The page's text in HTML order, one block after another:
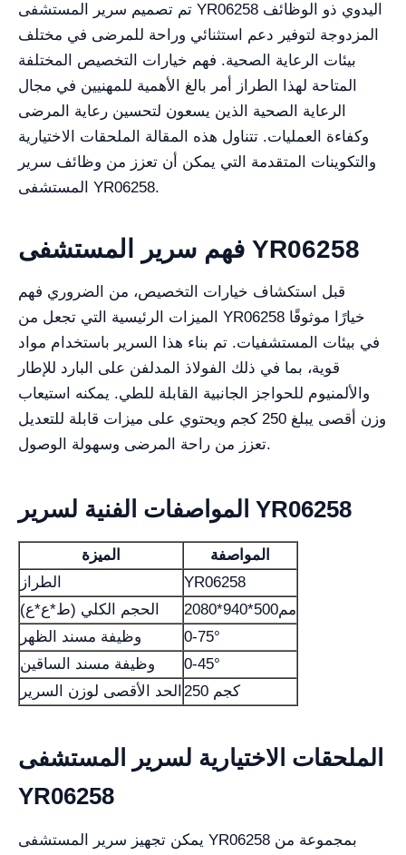
تم تصميم سرير المستشفى YR06258 اليدوي ذو الوظائف
المزدوجة لتوفير دعم استثنائي وراحة للمرضى في مختلف
بيئات الرعاية الصحية. فهم خيارات التخصيص المختلفة
المتاحة لهذا الطراز أمر بالغ الأهمية للمهنيين في مجال
الرعاية الصحية الذين يسعون لتحسين رعاية المرضى
وكفاءة العمليات. تتناول هذه المقالة الملحقات الاختيارية
والتكوينات المتقدمة التي يمكن أن تعزز من وظائف سرير
المستشفى YR06258.
فهم سرير المستشفى YR06258
قبل استكشاف خيارات التخصيص، من الضروري فهم
الميزات الرئيسية التي تجعل من YR06258 خيارًا موثوقًا
في بيئات المستشفيات. تم بناء هذا السرير باستخدام مواد
قوية، بما في ذلك الفولاذ المدلفن على البارد للإطار
والألمنيوم للحواجز الجانبية القابلة للطي. يمكنه استيعاب
وزن أقصى يبلغ 250 كجم ويحتوي على ميزات قابلة للتعديل
تعزز من راحة المرضى وسهولة الوصول.
المواصفات الفنية لسرير YR06258
الميزة
المواصفة
الطراز
YR06258
الحجم الكلي (ط*ع*ع)
2080*940*500مم
وظيفة مسند الظهر
0-75°
وظيفة مسند الساقين
0-45°
الحد الأقصى لوزن السرير
250 كجم
الملحقات الاختيارية لسرير المستشفى
YR06258
يمكن تجهيز سرير المستشفى YR06258 بمجموعة من